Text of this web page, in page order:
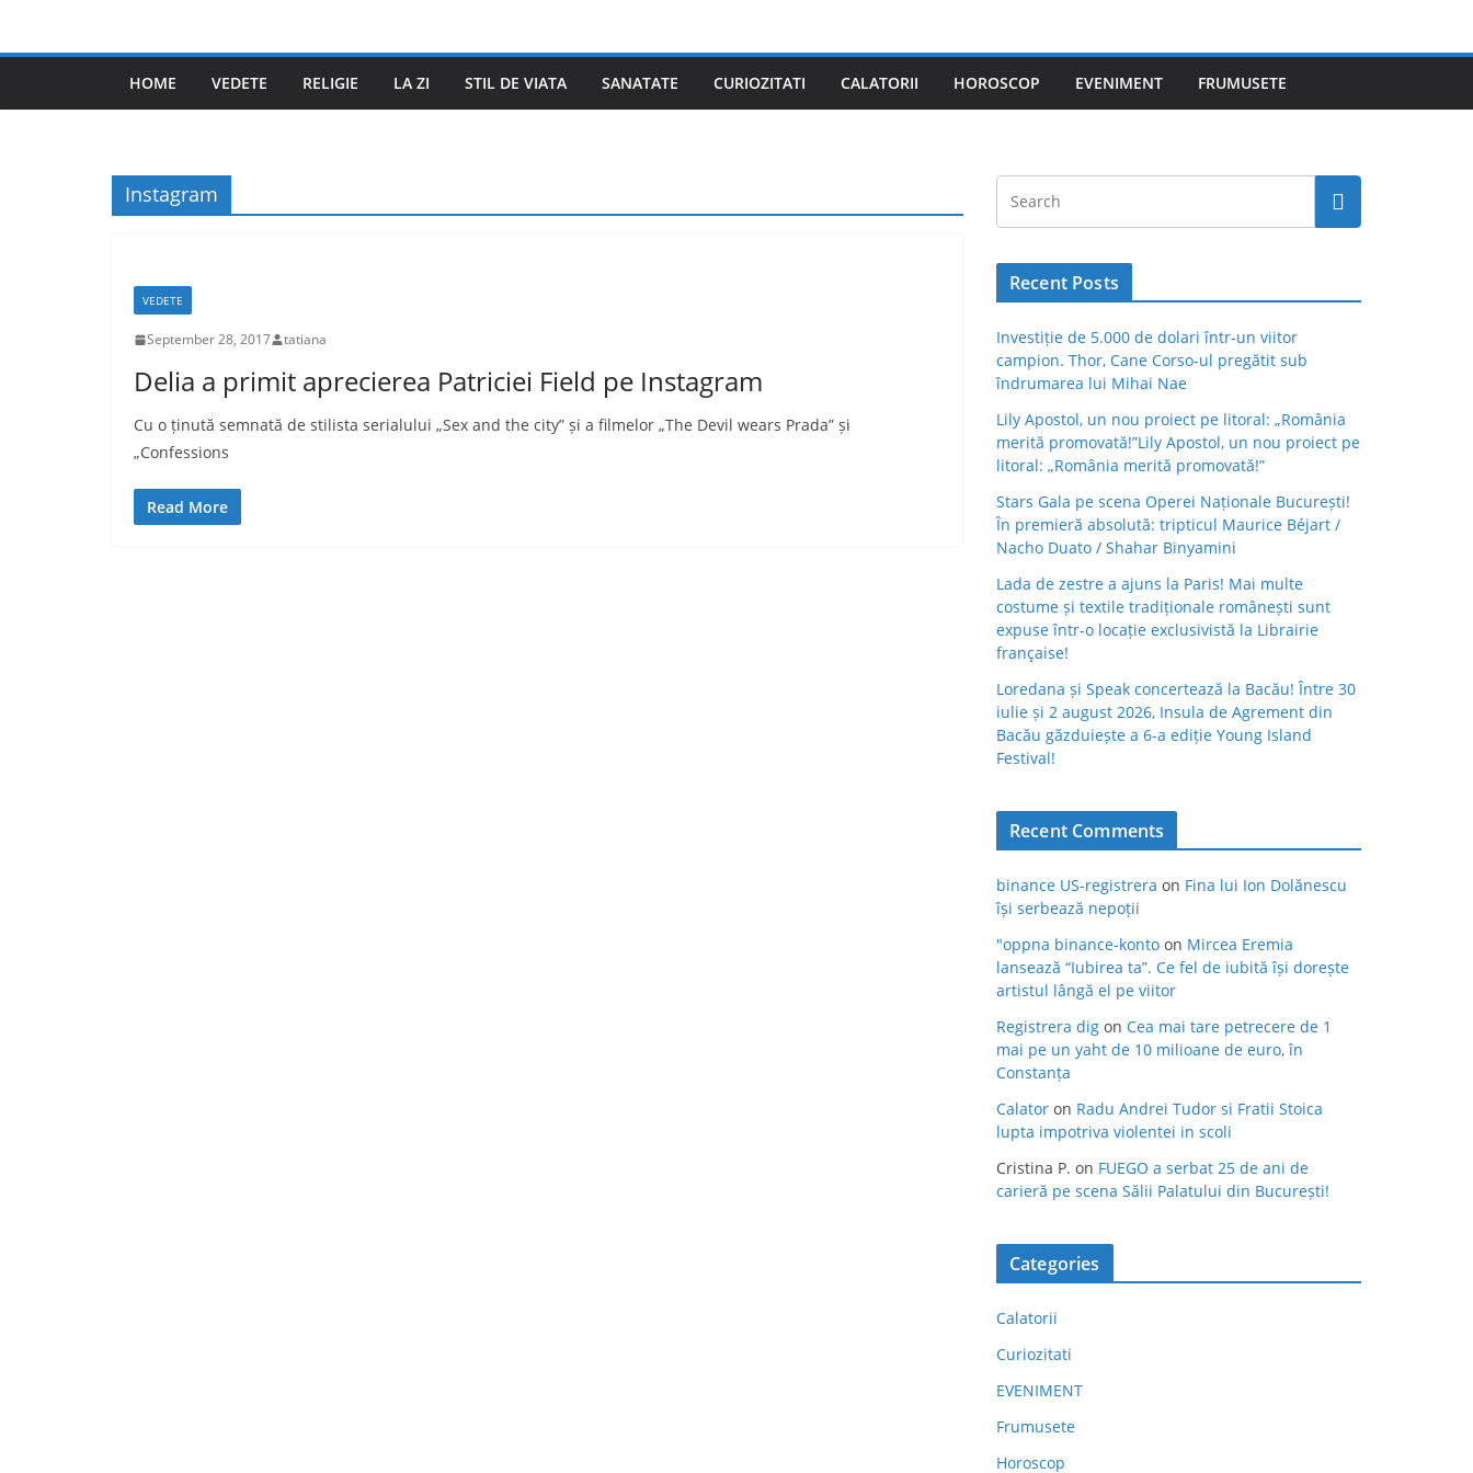
HOME VEDETE RELIGIE LA ZI STIL DE VIATA SANATATE CURIOZITATI CALATORII HOROSCOP EVENIMENT FRUMUSETE
Instagram
VEDETE
September 28, 2017 tatiana
Delia a primit aprecierea Patriciei Field pe Instagram
Cu o ținută semnată de stilista serialului „Sex and the city” și a filmelor „The Devil wears Prada” și
„Confessions
Read More
Recent Posts
Investiție de 5.000 de dolari într-un viitor
campion. Thor, Cane Corso-ul pregătit sub
îndrumarea lui Mihai Nae
Lily Apostol, un nou proiect pe litoral: „România
merită promovată!”Lily Apostol, un nou proiect pe
litoral: „România merită promovată!”
Stars Gala pe scena Operei Naționale București!
În premieră absolută: tripticul Maurice Béjart /
Nacho Duato / Shahar Binyamini
Lada de zestre a ajuns la Paris! Mai multe
costume și textile tradiționale românești sunt
expuse într-o locație exclusivistă la Librairie
française!
Loredana și Speak concertează la Bacău! Între 30
iulie și 2 august 2026, Insula de Agrement din
Bacău găzduiește a 6-a ediție Young Island
Festival!
Recent Comments
binance US-registrera on Fina lui Ion Dolănescu
își serbează nepoții
"oppna binance-konto on Mircea Eremia
lansează “Iubirea ta”. Ce fel de iubită își dorește
artistul lângă el pe viitor
Registrera dig on Cea mai tare petrecere de 1
mai pe un yaht de 10 milioane de euro, în
Constanța
Calator on Radu Andrei Tudor si Fratii Stoica
lupta impotriva violentei in scoli
Cristina P. on FUEGO a serbat 25 de ani de
carieră pe scena Sălii Palatului din București!
Categories
Calatorii
Curiozitati
EVENIMENT
Frumusete
Horoscop